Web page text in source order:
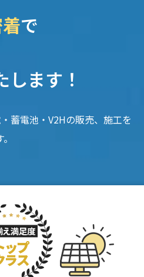
ます。
で
ます！
蓄電池・V2Hの販売、施工を